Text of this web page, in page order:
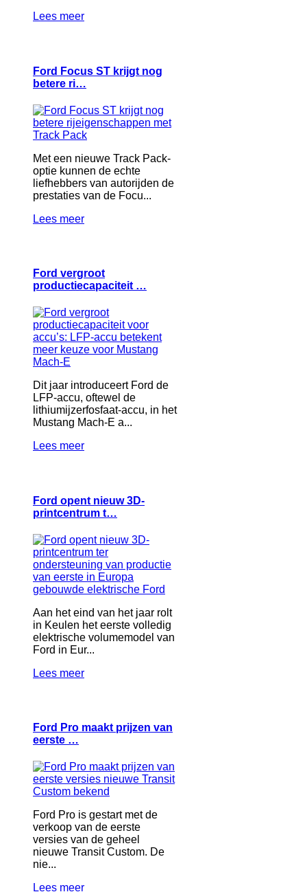
Lees meer
Ford Focus ST krijgt nog
betere ri…
Met een nieuwe Track Pack-
optie kunnen de echte
liefhebbers van autorijden de
prestaties van de Focu...
Lees meer
Ford vergroot
productiecapaciteit …
Dit jaar introduceert Ford de
LFP‑accu, oftewel de
lithiumijzerfosfaat‑accu, in het
Mustang Mach‑E a...
Lees meer
Ford opent nieuw 3D-
printcentrum t…
Aan het eind van het jaar rolt
in Keulen het eerste volledig
elektrische volumemodel van
Ford in Eur...
Lees meer
Ford Pro maakt prijzen van
eerste …
Ford Pro is gestart met de
verkoop van de eerste
versies van de geheel
nieuwe Transit Custom. De
nie...
Lees meer